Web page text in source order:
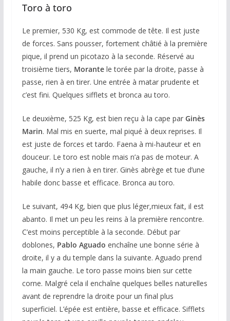
Toro à toro
Le premier, 530 Kg, est commode de tête. Il est juste
de forces. Sans pousser, fortement châtié à la première
pique, il prend un picotazo à la seconde. Réservé au
troisième tiers, Morantele torée par la droite, passe à
passe, rien à en tirer. Une entrée à matar prudente et
c’est fini. Quelques sifflets et bronca au toro.
Le deuxième, 525 Kg, est bien reçu à la cape par Ginès
Marin. Mal mis en suerte, mal piqué à deux reprises. Il
est juste de forces et tardo. Faena à mi-hauteur et en
douceur. Le toro est noble mais n’a pas de moteur. A
gauche, il n’y a rien à en tirer. Ginès abrège et tue d’une
habile donc basse et efficace. Bronca au toro.
Le suivant, 494 Kg, bien que plus léger,mieux fait, il est
abanto. Il met un peu les reins à la première rencontre.
C’est moins perceptible à la seconde. Début par
doblones, Pablo Aguado enchaîne une bonne série à
droite, il y a du temple dans la suivante. Aguado prend
la main gauche. Le toro passe moins bien sur cette
corne. Malgré cela il enchaîne quelques belles naturelles
avant de reprendre la droite pour un final plus
superficiel. L’épée est entière, basse et efficace. Sifflets